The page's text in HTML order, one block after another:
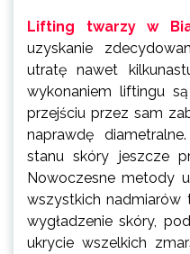
Lifting twarzy w
uzyskanie
utratę nawet
wykonaniem liftingu
przejściu przez sam
naprawdę
stanu skóry jeszcze
Nowoczesne metody
wszystkich nadmiarów
wygładzenie skóry,
ukrycie wszelkich